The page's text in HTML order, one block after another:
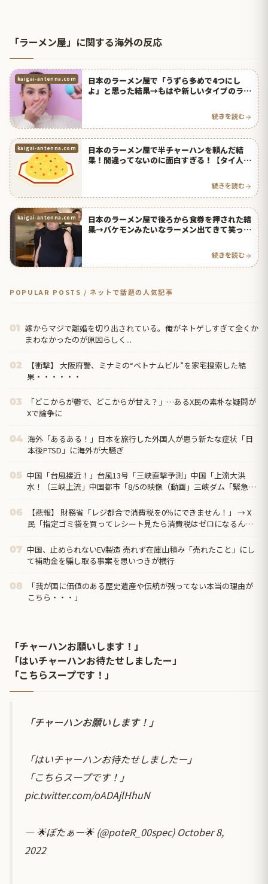
「ラーメン屋」に関する海外の反応
kaigai-antenna.com
日本のラーメン屋で「うずら多めで4つにし
よ」と思った結果→もはや新しいタイプのラー
続きを読む
kaigai-antenna.com
日本のラーメン屋で半チャーハンを頼んだ結
果！間違ってないのに面白すぎる！【タイ人の
続きを読む
kaigai-antenna.com
日本のラーメン屋で後ろから食券を押された結
果→バケモンみたいなラーメン出てきて笑った
続きを読む
POPULAR POSTS / ネットで話題の人気記事
01 嫁からマジで離婚を切り出されている。俺がネトゲしすぎて全くか
まわなかったのが原因らしく...
02
【衝撃】 大阪府警、ミナミの“ベトナムビル”を家宅捜索した結
果・・・・・・
03
「どこからが鬱で、どこからが甘え？」…あるX民の素朴な疑問が
Xで論争に
04 海外「あるある！」日本を旅行した外国人が患う新たな症状「日
本後PTSD」に海外が大騒ぎ
05 中国「台風接近！」台風13号「三峡直撃予測」中国「上流大洪
水！（三峡上流」中国都市「8/5の映像（動画」三峡ダム「緊急放
06
【悲報】 財務省「レジ都合で消費税を0％にできません！」 → X
民「指定ゴミ袋を買ってレシート見たら消費税はゼロになるんだ
07 中国、止められないEV製造 売れず在庫山積み「売れたこと」にし
て補助金を騙し取る事案を思いつきが横行
08
「我が国に価値のある歴史遺産や伝統が残ってない本当の理由が
こちら・・・」
「チャーハンお願いします！」
「はいチャーハンお待たせしましたー」
「こちらスープです！」
「チャーハンお願いします！」
「はいチャーハンお待たせしましたー」
「こちらスープです！」
pic.twitter.com/oADAjlHhuN
— 🌟ぽたぁー🌟 (@poteR_00spec) October 8,
2022